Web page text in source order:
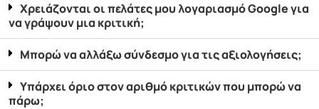
Χρειάζονται οι πελάτες μου λογαριασμό Google για
να γράψουν μια κριτική;
Μπορώ να αλλάξω σύνδεσμο για τις αξιολογήσεις;
Υπάρχει όριο στον αριθμό κριτικών που μπορώ να
πάρω;